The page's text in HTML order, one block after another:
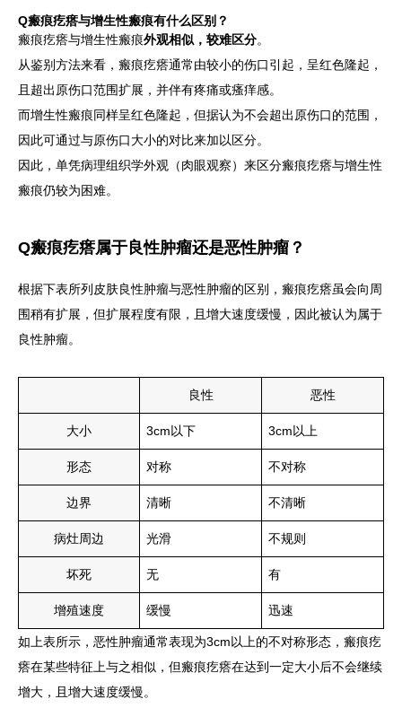
Q瘢痕疙瘩与增生性瘢痕有什么区别？
瘢痕疙瘩与增生性瘢痕外观相似，较难区分。
从鉴别方法来看，瘢痕疙瘩通常由较小的伤口引起，呈红色隆起，
且超出原伤口范围扩展，并伴有疼痛或瘙痒感。
而增生性瘢痕同样呈红色隆起，但据认为不会超出原伤口的范围，
因此可通过与原伤口大小的对比来加以区分。
因此，单凭病理组织学外观（肉眼观察）来区分瘢痕疙瘩与增生性
瘢痕仍较为困难。
Q瘢痕疙瘩属于良性肿瘤还是恶性肿瘤？
根据下表所列皮肤良性肿瘤与恶性肿瘤的区别，瘢痕疙瘩虽会向周
围稍有扩展，但扩展程度有限，且增大速度缓慢，因此被认为属于
良性肿瘤。
良性 恶性
大小 3cm以下 3cm以上
形态 对称 不对称
边界 清晰 不清晰
病灶周边 光滑 不规则
坏死 无 有
增殖速度 缓慢 迅速
如上表所示，恶性肿瘤通常表现为3cm以上的不对称形态，瘢痕疙
瘩在某些特征上与之相似，但瘢痕疙瘩在达到一定大小后不会继续
增大，且增大速度缓慢。